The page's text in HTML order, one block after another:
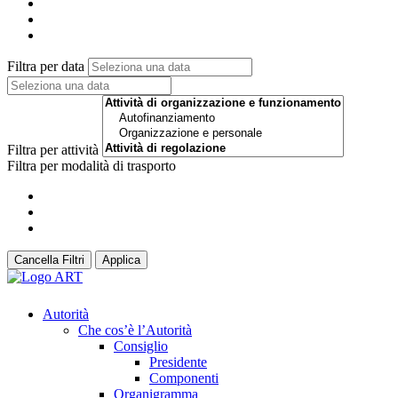
Filtra per data
Filtra per attività
Filtra per modalità di trasporto
Cancella Filtri Applica
Autorità
Che cos’è l’Autorità
Consiglio
Presidente
Componenti
Organigramma